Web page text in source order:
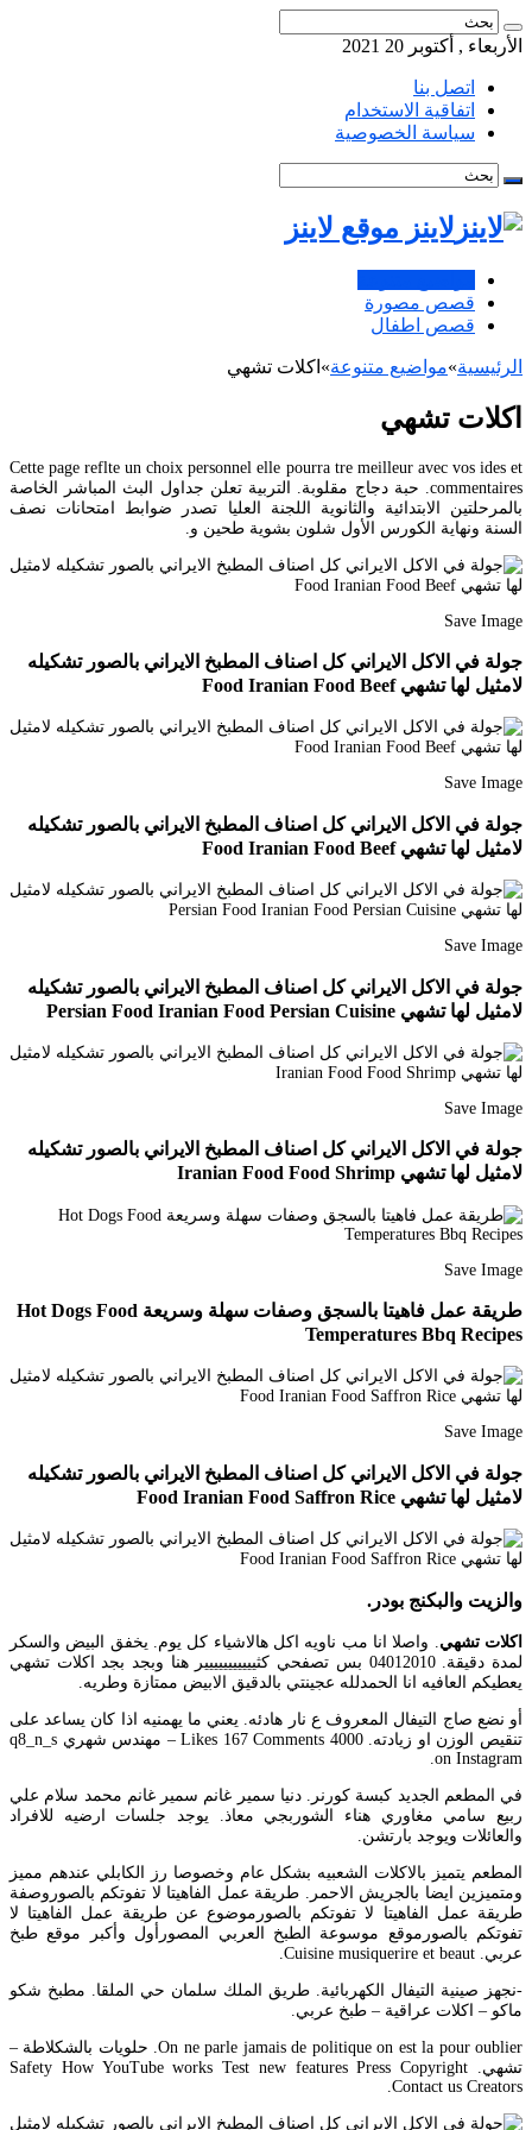
الأربعاء , أكتوبر 20 2021
اتصل بنا
اتفاقية الاستخدام
سياسة الخصوصية
لاينز موقع لاينز
قصص مصورة
قصص اطفال
الرئيسية»مواضيع متنوعة» اكلات تشهي
اكلات تشهي
Cette page reflte un choix personnel elle pourra tre meilleur avec vos ides et
commentaires. حبة دجاج مقلوبة. التربية تعلن جداول البث المباشر الخاصة
بالمرحلتين الابتدائية والثانوية اللجنة العليا تصدر ضوابط امتحانات نصف
السنة ونهاية الكورس الأول شلون بشوية طحين و.
Save Image
جولة في الاكل الايراني كل اصناف المطبخ الايراني بالصور تشكيله
لامثيل لها تشهي Food Iranian Food Beef
Save Image
جولة في الاكل الايراني كل اصناف المطبخ الايراني بالصور تشكيله
لامثيل لها تشهي Food Iranian Food Beef
Save Image
جولة في الاكل الايراني كل اصناف المطبخ الايراني بالصور تشكيله
لامثيل لها تشهي Persian Food Iranian Food Persian Cuisine
Save Image
جولة في الاكل الايراني كل اصناف المطبخ الايراني بالصور تشكيله
لامثيل لها تشهي Iranian Food Food Shrimp
Save Image
طريقة عمل فاهيتا بالسجق وصفات سهلة وسريعة Hot Dogs Food
Temperatures Bbq Recipes
Save Image
جولة في الاكل الايراني كل اصناف المطبخ الايراني بالصور تشكيله
لامثيل لها تشهي Food Iranian Food Saffron Rice
والزيت والبكنج بودر.
اكلات تشهي . واصلا انا مب ناويه اكل هالاشياء كل يوم. يخفق البيض والسكر
لمدة دقيقة. 04012010 بس تصفحي كثييييييييييير هنا وبجد بجد اكلات تشهي
يعطيكم العافيه انا الحمدلله عجينتي بالدقيق الابيض ممتازة وطريه.
أو نضع صاج التيفال المعروف ع نار هادئه. يعني ما يهمنيه اذا كان يساعد على
تنقيص الوزن او زيادته. 4000 Likes 167 Comments – مهندس شهري q8_n_s
on Instagram.
في المطعم الجديد كبسة كورنر. دنيا سمير غانم سمير غانم محمد سلام علي
ربيع سامي مغاوري هناء الشوربجي معاذ. يوجد جلسات ارضيه للافراد
والعائلات ويوجد بارتشن.
المطعم يتميز بالاكلات الشعبيه بشكل عام وخصوصا رز الكابلي عندهم مميز
ومتميزين ايضا بالجريش الاحمر. طريقة عمل الفاهيتا لا تفوتكم بالصوروصفة
طريقة عمل الفاهيتا لا تفوتكم بالصورموضوع عن طريقة عمل الفاهيتا لا
تفوتكم بالصورموقع موسوعة الطبخ العربي المصورأول وأكبر موقع طبخ
عربي. Cuisine musiquerire et beaut.
-نجهز صينية التيفال الكهربائية. طريق الملك سلمان حي الملقا. مطبخ شكو
ماكو – اكلات عراقية – طبخ عربي.
On ne parle jamais de politique on est la pour oublier. حلويات بالشكلاطة –
تشهي. Safety How YouTube works Test new features Press Copyright
Contact us Creators.